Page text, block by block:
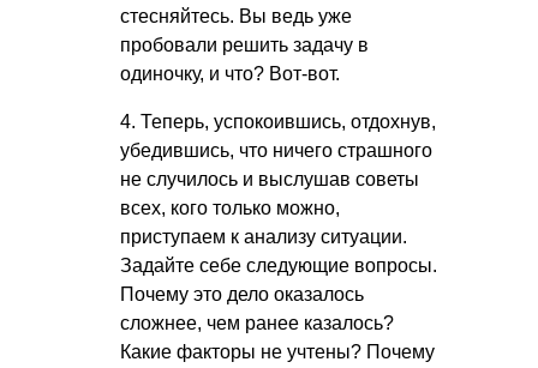
стесняйтесь. Вы ведь уже
пробовали решить задачу в
одиночку, и что? Вот-вот.
4. Теперь, успокоившись, отдохнув,
убедившись, что ничего страшного
не случилось и выслушав советы
всех, кого только можно,
приступаем к анализу ситуации.
Задайте себе следующие вопросы.
Почему это дело оказалось
сложнее, чем ранее казалось?
Какие факторы не учтены? Почему